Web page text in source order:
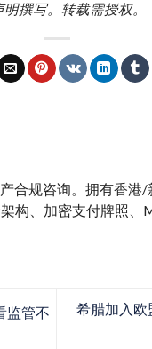
撰写。转载需授权。
合规咨询。拥有香
构、加密支付牌照、
监管不
希腊加入欧